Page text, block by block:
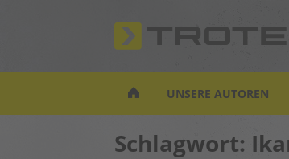
m
UNSERE AUTOREN
Schlagwort: